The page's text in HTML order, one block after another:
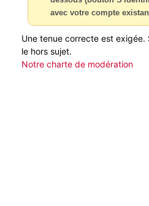
avec votre compte
Une tenue correcte est
le hors sujet.
Notre charte de modération